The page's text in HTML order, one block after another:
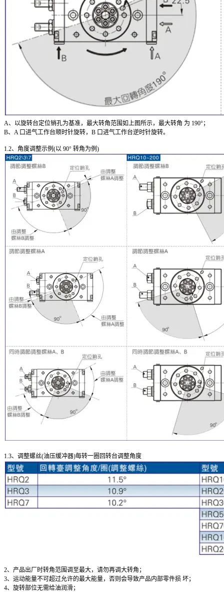
A、以旋转台定位销孔为基准，最大转角范围如上图所示，最大转角 为 190°；
B、A 口进气工作台顺时针旋转，B 口进气工作台逆时针旋转。
1.2、角度调整示例(以 90° 转角为例)
1.3、调整螺丝(油压缓冲器)每转一圈回转台调整角度
2、产品出厂时转角范围调至最大，请勿再调大转角；
3、运动能量不可超过允许的最大能量，否则会导致产品内部零件损 坏；
4、旋转部位无需给油润滑；